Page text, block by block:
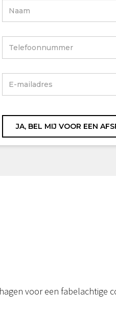
voor een fabelachtige